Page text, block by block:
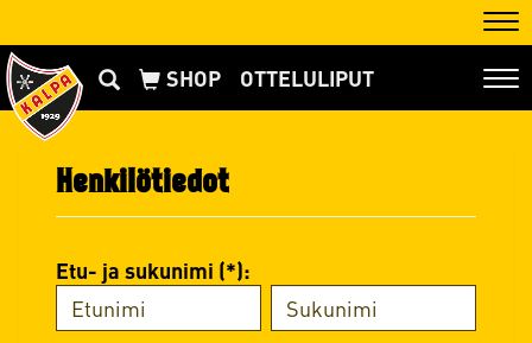
OTTELULIPUT
Henkilötiedot
Etu- ja sukunimi (*):